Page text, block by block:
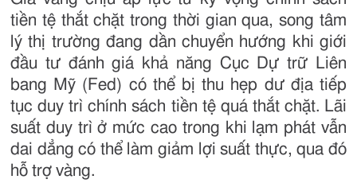
tiền tệ thắt chặt trong thời gian qua, song tâm
lý thị trường đang dần chuyển hướng khi giới
đầu tư đánh giá khả năng Cục Dự trữ Liên
bang Mỹ (Fed) có thể bị thu hẹp dư địa tiếp
tục duy trì chính sách tiền tệ quá thắt chặt. Lãi
suất duy trì ở mức cao trong khi lạm phát vẫn
dai dẳng có thể làm giảm lợi suất thực, qua đó
hỗ trợ vàng.